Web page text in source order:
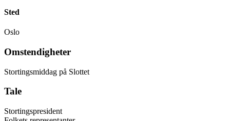
Sted
Oslo
Omstendigheter
Stortingsmiddag på Slottet
Tale
Stortingspresident